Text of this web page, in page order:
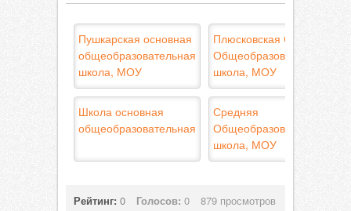
Пушкарская основная
общеобразовательная
школа, МОУ
Плюсковская Средняя
Общеобразовательная
школа, МОУ
Школа основная
общеобразовательная
Средняя
Общеобразовательная
школа, МОУ
Рейтинг: 0 Голосов: 0 879 просмотров